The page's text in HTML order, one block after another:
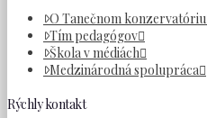
O Tanečnom konzervatóriu
Tím pedagógov
Škola v médiách
Medzinárodná spolupráca
Rýchly kontakt